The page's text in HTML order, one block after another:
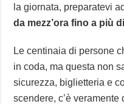
la giornata, preparatevi ad
da mezz’ora fino a più
Le centinaia di persone
in coda, ma questa non
sicurezza, biglietteria e
scendere, c’è